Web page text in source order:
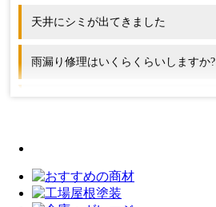
天井にシミが出てきました
雨漏り修理はいくらくらいしますか?